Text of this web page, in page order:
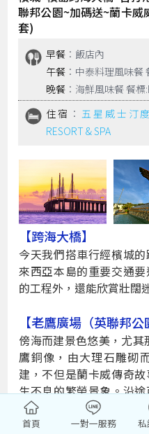
聯邦公園~加碼送~蘭卡
套)
早餐 ：飯店內
午餐 ：中泰料理風味餐
晚餐 ：海鮮風味餐 餐標
住宿 ： 五星威士汀度
RESORT & SPA
【跨海大橋】
今天我們搭車行經檳城
來西亞本島的重要交通
的工程外，還能欣賞壯闊
【老鷹廣場（英聯邦公
傍海而建景色悠美，尤
鷹銅像，由大理石雕砌
建，不但是蘭卡威傳奇
生不息的繁榮景象。沿
新鮮廉價的熱帶水果，帶
首頁 一對一服務